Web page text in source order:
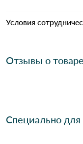
Условия
Отзывы о товаре
Специально для